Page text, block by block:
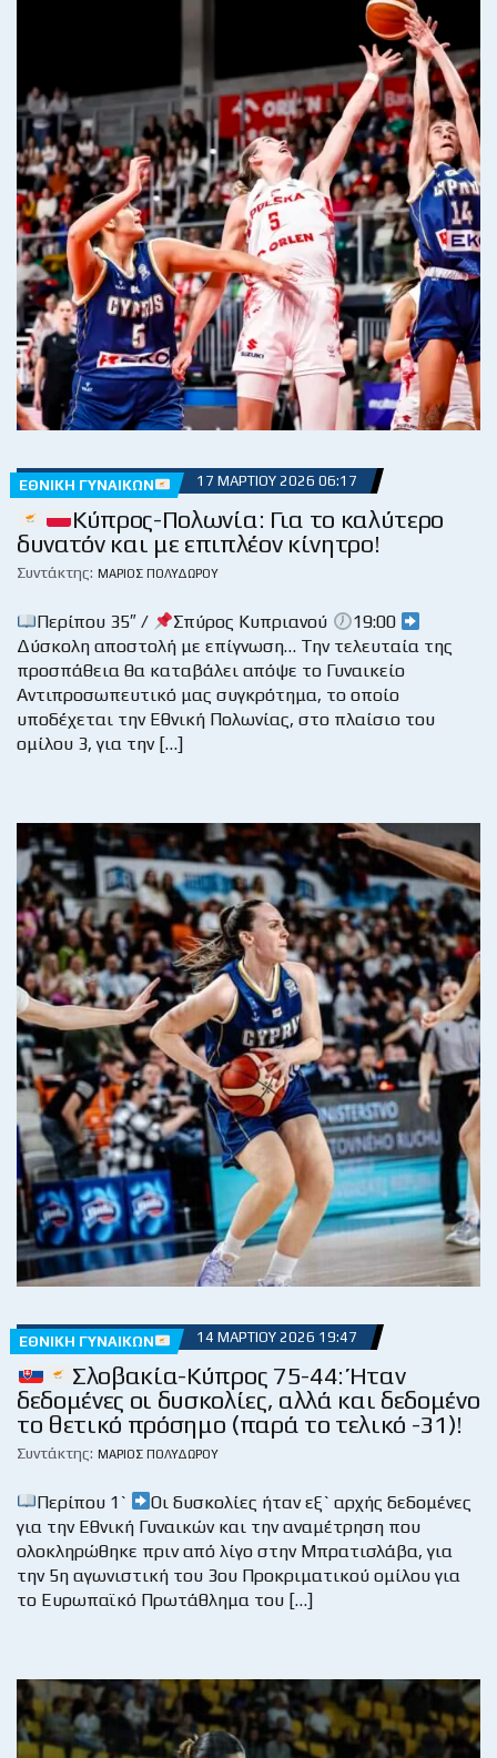
ΕΘΝΙΚΉ ΓΥΝΑΙΚΏΝ 17 ΜΑΡΤΊΟΥ 2026 06:17
Κύπρος-Πολωνία: Για το καλύτερο
δυνατόν και με επιπλέον κίνητρο!
Συντάκτης: ΜΆΡΙΟΣ ΠΟΛΥΔΏΡΟΥ
Περίπου 35″ / Σπύρος Κυπριανού
19:00
Δύσκολη αποστολή με επίγνωση… Την τελευταία της
προσπάθεια θα καταβάλει απόψε το Γυναικείο
Αντιπροσωπευτικό μας συγκρότημα, το οποίο
υποδέχεται την Εθνική Πολωνίας, στο πλαίσιο του
ομίλου 3, για την […]
ΕΘΝΙΚΉ ΓΥΝΑΙΚΏΝ 14 ΜΑΡΤΊΟΥ 2026 19:47
Σλοβακία-Κύπρος 75-44: Ήταν
δεδομένες οι δυσκολίες, αλλά και δεδομένο
το θετικό πρόσημο (παρά το τελικό -31)!
Συντάκτης: ΜΆΡΙΟΣ ΠΟΛΥΔΏΡΟΥ
Περίπου 1`
Οι δυσκολίες ήταν εξ` αρχής δεδομένες
για την Εθνική Γυναικών και την αναμέτρηση που
ολοκληρώθηκε πριν από λίγο στην Μπρατισλάβα, για
την 5η αγωνιστική του 3ου Προκριματικού ομίλου για
το Ευρωπαϊκό Πρωτάθλημα του […]